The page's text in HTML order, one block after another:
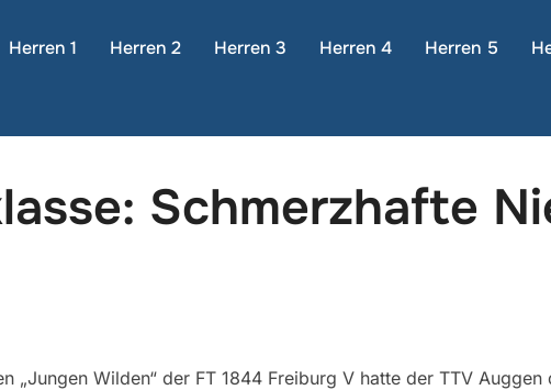
Herren 1 Herren 2 Herren 3 Herren 4 Herren 5
Schmerzhafte
„Jungen Wilden“ der FT 1844 Freiburg V hatte der TTV